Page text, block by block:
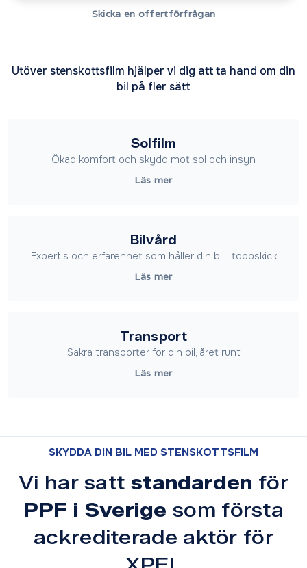
Skicka en offertförfrågan
Utöver stenskottsfilm hjälper vi dig att ta hand om din
bil på fler sätt
Solfilm
Ökad komfort och skydd mot sol och insyn
Läs mer
Bilvård
Expertis och erfarenhet som håller din bil i toppskick
Läs mer
Transport
Säkra transporter för din bil, året runt
Läs mer
SKYDDA DIN BIL MED STENSKOTTSFILM
Vi har satt standarden för
PPF i Sverige som första
ackrediterade aktör för